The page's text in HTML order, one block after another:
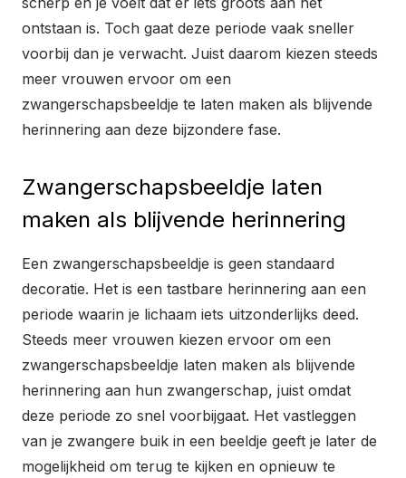
ontstaan is. Toch gaat deze periode vaak sneller
voorbij dan je verwacht. Juist daarom kiezen steeds
meer vrouwen ervoor om een
zwangerschapsbeeldje te laten maken als blijvende
herinnering aan deze bijzondere fase.
Zwangerschapsbeeldje laten
maken als blijvende herinnering
Een zwangerschapsbeeldje is geen standaard
decoratie. Het is een tastbare herinnering aan een
periode waarin je lichaam iets uitzonderlijks deed.
Steeds meer vrouwen kiezen ervoor om een
zwangerschapsbeeldje laten maken als blijvende
herinnering aan hun zwangerschap, juist omdat
deze periode zo snel voorbijgaat. Het vastleggen
van je zwangere buik in een beeldje geeft je later de
mogelijkheid om terug te kijken en opnieuw te